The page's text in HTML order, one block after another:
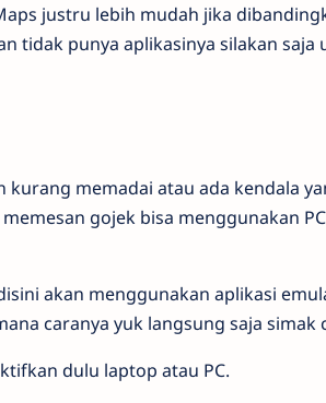
justru lebih mudah jika
tidak punya aplikasinya silakan saja
memadai atau ada kendala
gojek bisa menggunakan
akan menggunakan aplikasi
caranya yuk langsung saja
dulu laptop atau PC.